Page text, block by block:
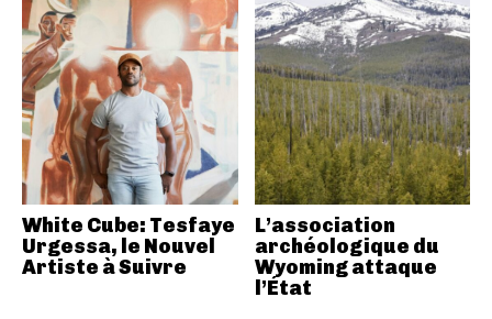
White Cube: Tesfaye
Urgessa, le Nouvel
Artiste à Suivre
L’association
archéologique du
Wyoming attaque
l’État